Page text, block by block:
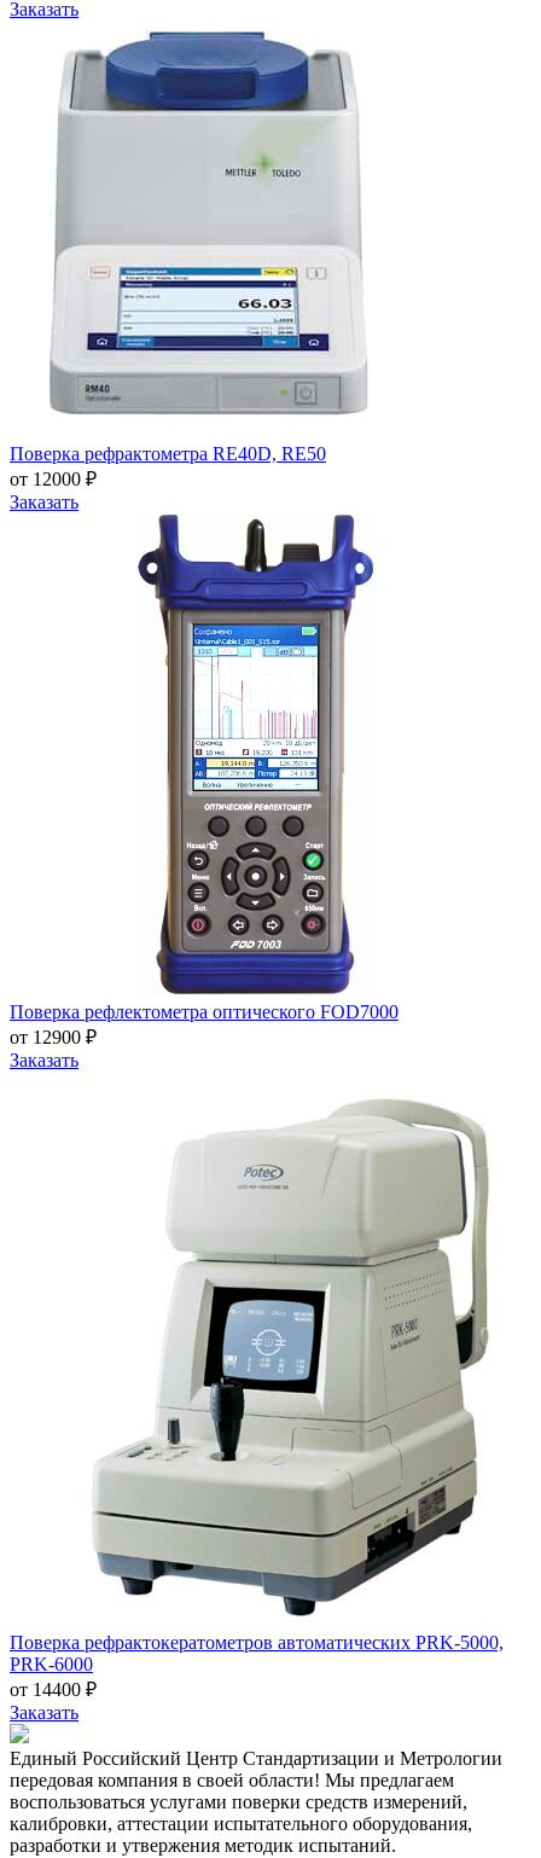
Заказать
Поверка рефрактометра RE40D, RE50
от 12000 ₽
Заказать
Поверка рефлектометра оптического FOD7000
от 12900 ₽
Заказать
Поверка рефрактокератометров автоматических PRK-5000,
PRK-6000
от 14400 ₽
Заказать
Единый Российский Центр Стандартизации и Метрологии
передовая компания в своей области! Мы предлагаем
воспользоваться услугами поверки средств измерений,
калибровки, аттестации испытательного оборудования,
разработки и утвержения методик испытаний.